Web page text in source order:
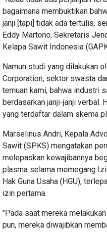
bagaimana membuktikan
janji [tapi] tidak ada tertulis,
Eddy Martono, Sekretaris
Kelapa Sawit Indonesia
Namun studi yang dilakukan
Corporation, sektor swasta
temuan kami, bahwa industri
berdasarkan janji-janji verbal.
yang terdaftar dalam skema
Marselinus Andri, Kepala
Sawit (SPKS) mengatakan
melepaskan kewajibannya
plasma selama memegang
Hak Guna Usaha (HGU),
izin pertama.
"Pada saat mereka
pun, mereka diwajibkan